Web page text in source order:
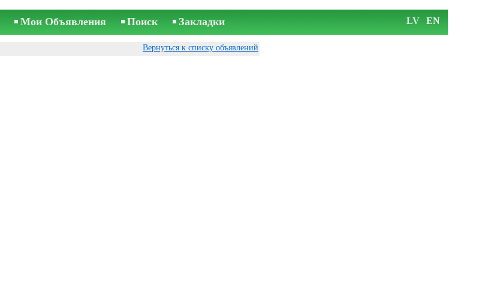
Мои Объявления Поиск Закладки LV EN
Вернуться к списку объявлений